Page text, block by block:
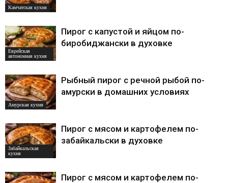
Камчатская кухня
Еврейская
автономная кухня
Пирог с капустой и яйцом по-
биробиджански в духовке
Амурская кухня
Рыбный пирог с речной рыбой по-
амурски в домашних условиях
Забайкальская
кухня
Пирог с мясом и картофелем по-
забайкальски в духовке
Пирог с мясом и картофелем по-